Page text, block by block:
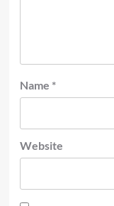
Name *
Website